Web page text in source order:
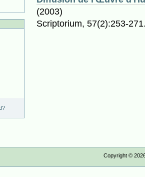
(2003)
Scriptorium, 57(2):253-
Copyright ©